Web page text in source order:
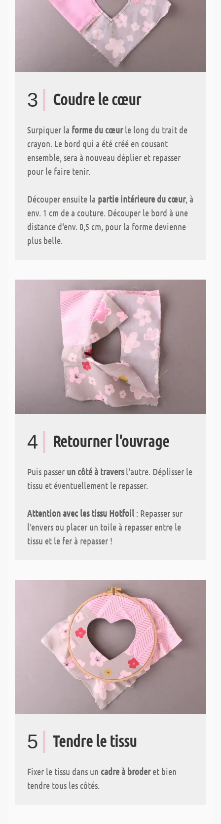
3 Coudre le cœur
Surpiquer la forme du cœurle long du trait de
crayon. Le bord qui a été créé en cousant
ensemble, sera à nouveau déplier et repasser
pour le faire tenir.
Découper ensuite la partie intérieure du cœur, à
env. 1 cm de a couture. Découper le bord à une
distance d‘env. 0,5 cm, pour la forme devienne
plus belle.
4 Retourner l'ouvrage
Puis passer un côté à traversl‘autre. Déplisser le
tissu et éventuellement le repasser.
Attention avec les tissu Hotfoil : Repasser sur
l‘envers ou placer un toile à repasser entre le
tissu et le fer à repasser !
5 Tendre le tissu
Fixer le tissu dans un cadre à broderet bien
tendre tous les côtés.